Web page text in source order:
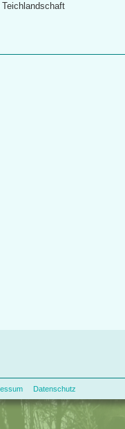
Datenschutz